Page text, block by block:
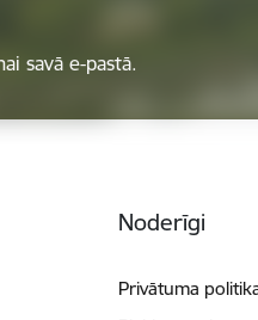
savā e-pastā.
Noderīgi
Privātuma